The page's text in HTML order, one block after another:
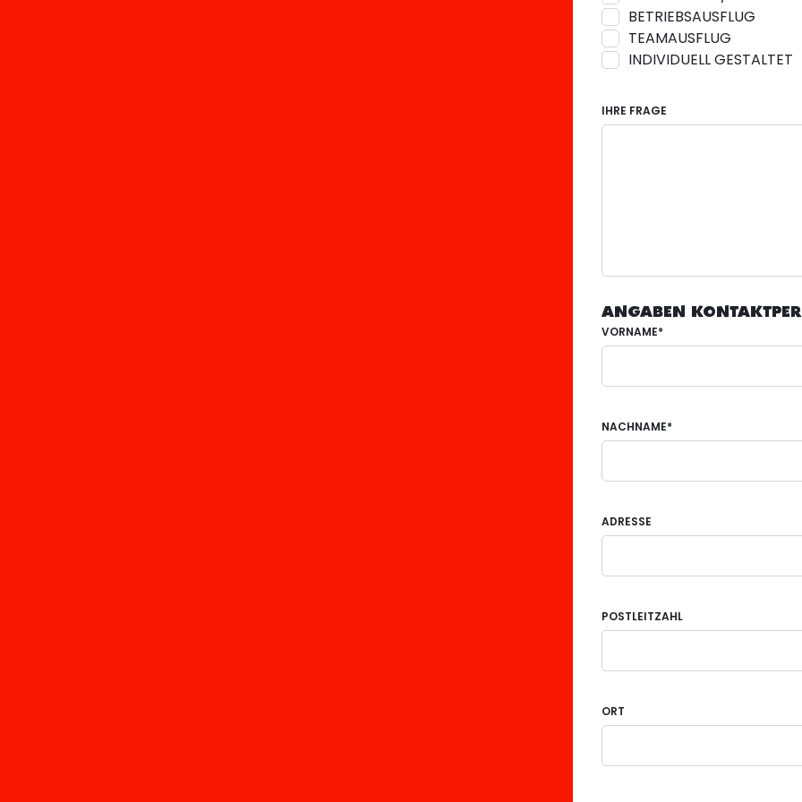
BETRIEBSAUSFLUG
TEAMAUSFLUG
INDIVIDUELL GESTALTET
IHRE FRAGE
ANGABEN
VORNAME*
NACHNAME*
ADRESSE
POSTLEITZAHL
ORT